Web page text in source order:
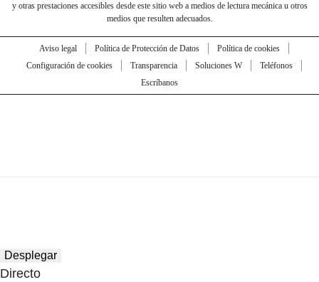
y otras prestaciones accesibles desde este sitio web a medios de lectura mecánica u otros
medios que resulten adecuados.
Aviso legal Política de Protección de Datos
Política de cookies
Configuración de cookies
Transparencia Soluciones W
Teléfonos
Escríbanos
Desplegar
Directo